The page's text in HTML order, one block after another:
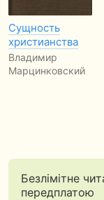
Сущность
христианства
Владимир
Марцинковский
Безлімітне
передплатою